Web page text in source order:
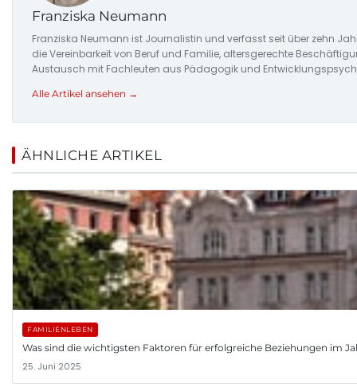
Franziska Neumann
Franziska Neumann ist Journalistin und verfasst seit über zehn
die Vereinbarkeit von Beruf und Familie, altersgerechte
Austausch mit Fachleuten aus Pädagogik und
Alle Artikel ansehen →
ÄHNLICHE ARTIKEL
FAMILIENLEBEN
Was sind die wichtigsten Faktoren für erfolgreiche Beziehungen im
25. Juni 2025